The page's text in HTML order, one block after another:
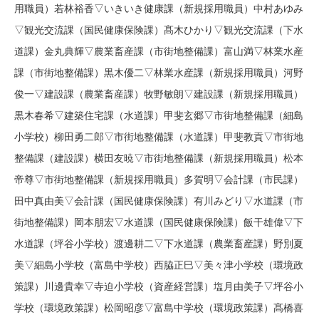
用職員）若林裕香▽いきいき健康課（新規採用職員）中村あゆみ
▽観光交流課（国民健康保険課）髙木ひかり▽観光交流課（下水
道課）金丸典輝▽農業畜産課（市街地整備課）富山満▽林業水産
課（市街地整備課）黒木優二▽林業水産課（新規採用職員）河野
俊一▽建設課（農業畜産課）牧野敏朗▽建設課（新規採用職員）
黒木春希▽建築住宅課（水道課）甲斐玄郷▽市街地整備課（細島
小学校）柳田勇二郎▽市街地整備課（水道課）甲斐教貢▽市街地
整備課（建設課）横田友暁▽市街地整備課（新規採用職員）松本
帝尊▽市街地整備課（新規採用職員）多賀明▽会計課（市民課）
田中真由美▽会計課（国民健康保険課）有川みどり▽水道課（市
街地整備課）岡本朋宏▽水道課（国民健康保険課）飯干雄偉▽下
水道課（坪谷小学校）渡邊耕二▽下水道課（農業畜産課）野別夏
美▽細島小学校（富島中学校）西脇正巳▽美々津小学校（環境政
策課）川邊貴幸▽寺迫小学校（資産経営課）塩月由美子▽坪谷小
学校（環境政策課）松岡昭彦▽富島中学校（環境政策課）髙橋喜